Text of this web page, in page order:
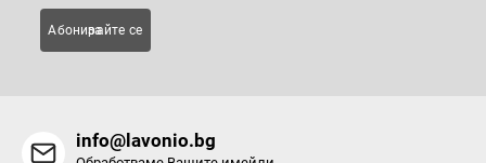
Абонирайте се за
info@lavonio.bg